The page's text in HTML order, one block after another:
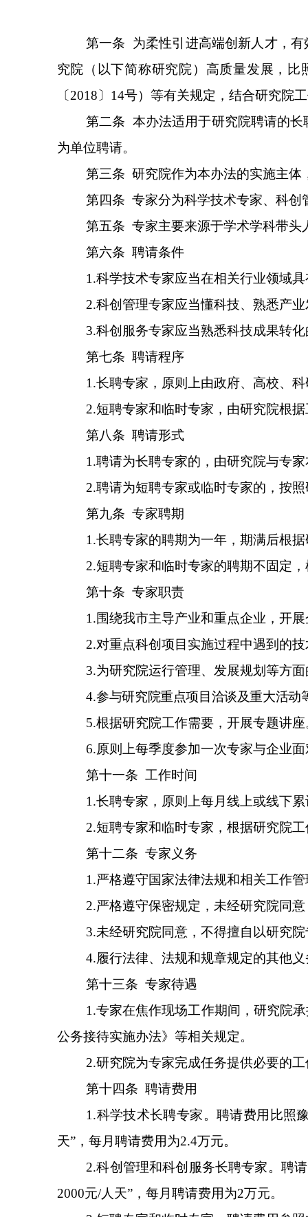
第一条
为柔性引进高端创新人才，
究院（以下简称研究院）高质量发展， 比
〔 2018 〕 14号） 等有关规定，结合研究院
第二条 本办法适用于研究院聘请的
为单位聘请。
第三条 研究院作为本办法的实施主
第四条 专家分为科学技术专家、科
第五条 专家主要来源于学术学科带
第六条 聘请条件
1.科学技术专家应当在相关行业领域
2.科创管理专家应当懂科技、熟悉产
3.科创服务专家应当熟悉科技成果转
第七条 聘请程序
1.长聘专家，原则上由政府、高校、
2.短聘专家和临时专家，由研究院根
第八条 聘请形式
1.聘请为长聘专家的，由研究院与专
2.聘请为短聘专家或临时专家的，按
第九条 专家聘期
1.长聘专家的聘期为一年，期满后根
2.短聘专家和临时专家的聘期不固定，
第十条 专家职责
1.围绕我市主导产业和重点企业，开
2.对重点科创项目实施过程中遇到的
3.为研究院运行管理、发展规划等方
4.参与研究院重点项目洽谈及重大活动
5.根据研究院工作需要，开展专题讲座
6.原则上每季度参加一次专家与企业
第十一条 工作时间
1.长聘专家，原则上每月线上或线下
2.短聘专家和临时专家，根据研究院
第十二条 专家义务
1.严格遵守国家法律法规和相关工作
2.严格遵守保密规定，未经研究院同
3.未经研究院同意，不得擅自以研究
4.履行法律、法规和规章规定的其他
第十三条 专家待遇
1.专家在焦作现场工作期间，研究院
公务接待实施办法》 等相关规定。
2.研究院为专家完成任务提供必要的
第十四条 聘请费用
1.科学技术长聘专家。聘请费用比照
天”，每月聘请费用为2.4万元。
2.科创管理和科创服务长聘专家。聘
2000元/人天”，每月聘请费用为2万元。